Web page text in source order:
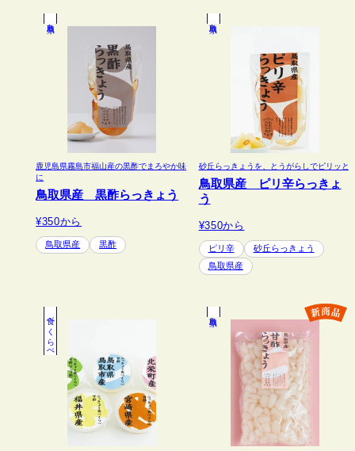
鹿児島県霧島市福山産の黒酢でまろやか味
に
鳥取県産 黒酢らっきょう
¥350から
鳥取県産 黒酢
砂丘らっきょうを、とうがらしでピリッと
鳥取県産 ピリ辛らっきょ
う
¥350から
ピリ辛
砂丘らっきょう
鳥取県産
食べくらべ